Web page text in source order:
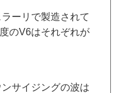
ーリで製造されて
のV6はそれぞれが
サイジングの波は